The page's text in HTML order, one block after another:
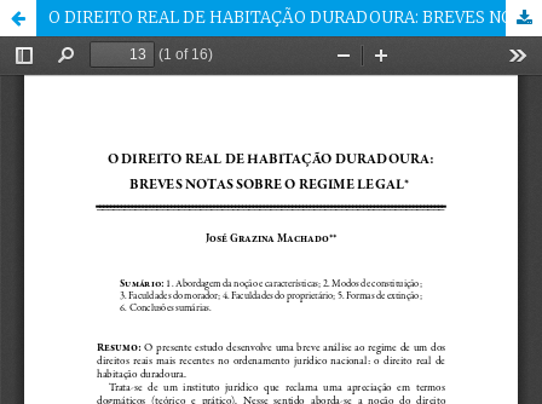
O DIREITO REAL DE HABITAÇÃO DURADOURA: BREVES NOTAS SOBRE O REGIME LEGAL